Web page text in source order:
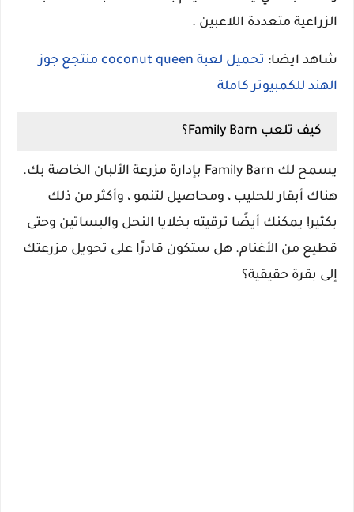
الزراعية متعددة اللاعبين .
شاهد ايضا:
تحميل لعبة coconut queen منتجع جوز
الهند للكمبيوتر كاملة
كيف تلعب Family Barn؟
يسمح لك Family Barn بإدارة مزرعة الألبان الخاصة بك.
هناك أبقار للحليب ، ومحاصيل لتنمو ، وأكثر من ذلك
بكثير! يمكنك أيضًا ترقيته بخلايا النحل والبساتين وحتى
قطيع من الأغنام. هل ستكون قادرًا على تحويل مزرعتك
إلى بقرة حقيقية؟